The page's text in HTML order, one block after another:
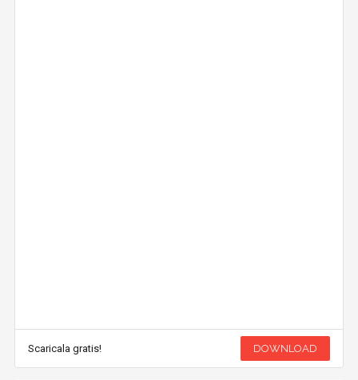
Scaricala gratis! DOWNLOAD